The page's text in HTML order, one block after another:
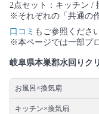
2点セット：キッチン /
※それぞれの「共通の
口コミ もご参照ください
※本ページでは一部プ
岐阜県本巣郡水回りク
お風呂×換気扇
キッチン×換気扇